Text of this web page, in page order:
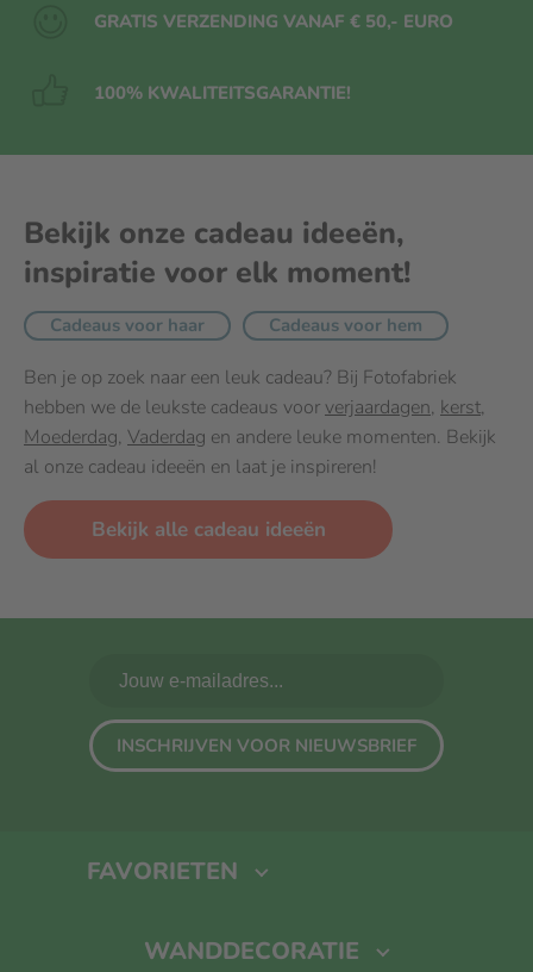
GRATIS VERZENDING VANAF € 50,- EURO
100% KWALITEITSGARANTIE!
Bekijk onze cadeau ideeën,
inspiratie voor elk moment!
Cadeaus voor haar Cadeaus voor hem
Ben je op zoek naar een leuk cadeau? Bij Fotofabriek
hebben we de leukste cadeaus voor verjaardagen, kerst,
Moederdag, Vaderdag en andere leuke momenten. Bekijk
al onze cadeau ideeën en laat je inspireren!
Bekijk alle cadeau ideeën
INSCHRIJVEN VOOR NIEUWSBRIEF
FAVORIETEN
WANDDECORATIE